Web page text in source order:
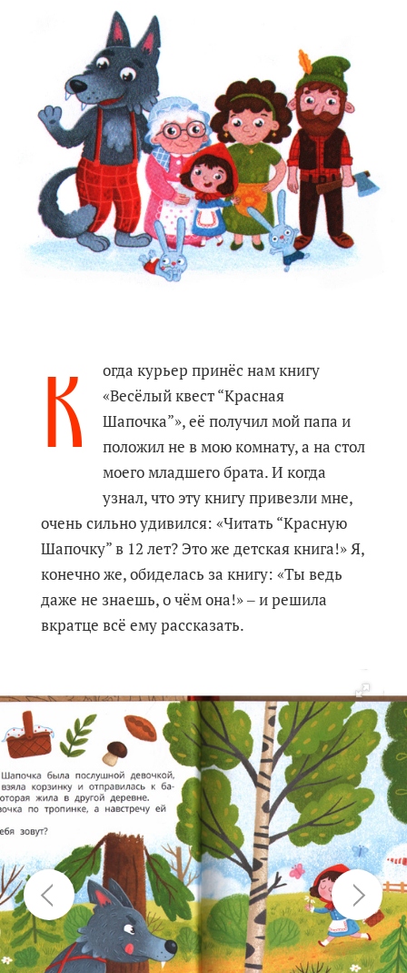
К
огда курьер принёс нам книгу
«Весёлый квест “Красная
Шапочка”», её получил мой папа и
положил не в мою комнату, а на стол
моего младшего брата. И когда
узнал, что эту книгу привезли мне,
очень сильно удивился: «Читать “Красную
Шапочку” в 12 лет? Это же детская книга!» Я,
конечно же, обиделась за книгу: «Ты ведь
даже не знаешь, о чём она!» ‒ и решила
вкратце всё ему рассказать.